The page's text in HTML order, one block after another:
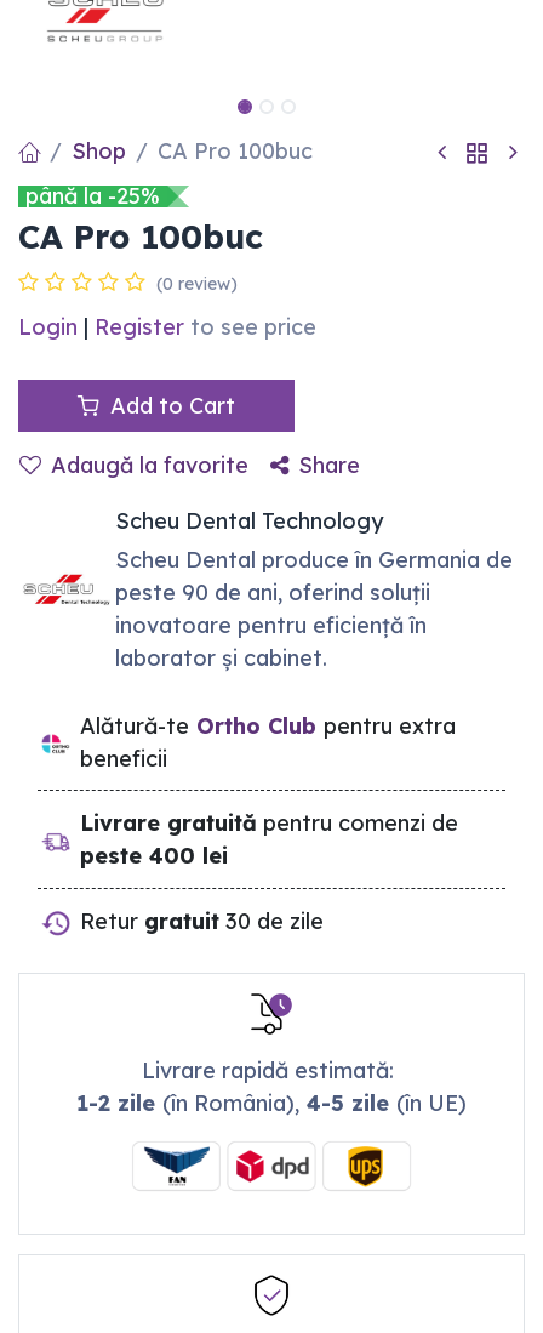
Shop
CA Pro 100buc
până la -25%
CA Pro 100buc
(0 review)
Login | Register to see price
Add to Cart
Adaugă la favorite
Share
Scheu Dental Technology
Scheu Dental produce în Germania de
peste 90 de ani, oferind soluții
inovatoare pentru eficiență în
laborator și cabinet.
Alătură-te Ortho Club pentru extra
beneficii
Livrare gratuită pentru comenzi de
peste 400 lei
Retur gratuit 30 de zile
Livrare rapidă estimată:
1-2 zile (în România),4-5 zile (în UE)